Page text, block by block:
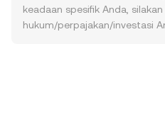
keadaan spesifik Anda,
hukum/perpajakan/investasi